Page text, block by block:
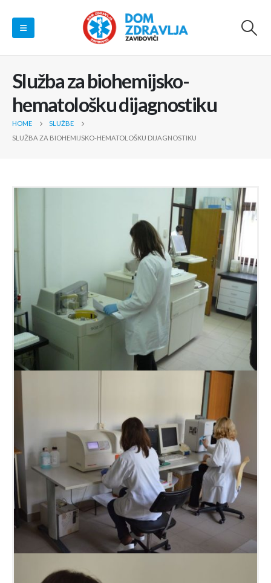
Služba za biohemijsko-
hematološku dijagnostiku
HOME
SLUŽBE
SLUŽBA ZA BIOHEMIJSKO-HEMATOLOŠKU DIJAGNOSTIKU